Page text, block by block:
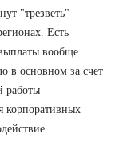
"трезветь"
Есть
вообще
в основном за счет
работы
корпоративных